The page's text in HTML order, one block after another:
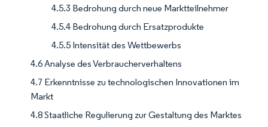
4.5.3 Bedrohung durch neue Marktteilnehmer
4.5.4 Bedrohung durch Ersatzprodukte
4.5.5 Intensität des Wettbewerbs
4.6 Analyse des Verbraucherverhaltens
4.7 Erkenntnisse zu technologischen Innovationen im
Markt
4.8 Staatliche Regulierung zur Gestaltung des Marktes